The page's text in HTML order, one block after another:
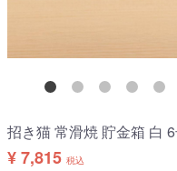
招き猫 常滑焼 貯金箱 白
¥ 7,815 税込